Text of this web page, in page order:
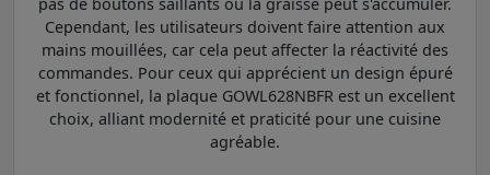
Cependant, les utilisateurs doivent faire attention aux
mains mouillées, car cela peut affecter la réactivité des
commandes. Pour ceux qui apprécient un design épuré
et fonctionnel, la plaque GOWL628NBFR est un excellent
choix, alliant modernité et praticité pour une cuisine
agréable.